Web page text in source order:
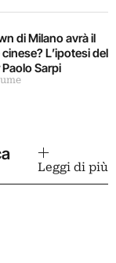
di Milano avrà il
L’ipotesi del
Sarpi
Leggi di più